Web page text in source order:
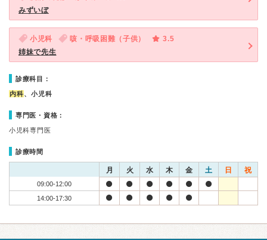
みずいぼ
小児科 咳・呼吸困難（子供）
3.5
姉妹で先生
診療科目：
内科、小児科
専門医・資格：
小児科専門医
診療時間
月 火 水 木 金 土 日 祝
09:00-12:00
14:00-17:30